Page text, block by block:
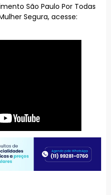
São Paulo Por Todas
Segura, acesse: